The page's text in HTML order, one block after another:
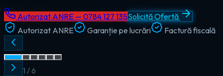
Autorizat ANRE — 0784 127 135Solicită Ofertă
Autorizat ANRE
Garanție pe lucrări Factură fiscală
2 /6